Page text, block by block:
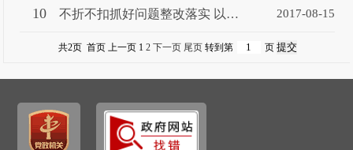
10 不折不扣抓好问题整改落实 以中央环保督察为新的起点 推动长... 2017-08-15
共2页 首页 上一页 1 2 下一页 尾页 转到第 页